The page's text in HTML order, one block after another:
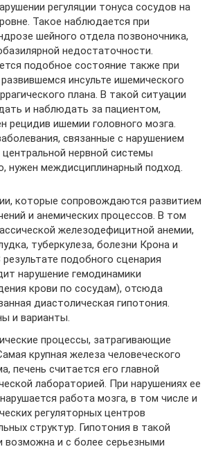
регуляции тонуса сосудов на
Такое наблюдается при
шейного отдела позвоночника,
недостаточности.
подобное состояние также при
инсульте ишемического
плана. В такой ситуации
и наблюдать за пациентом,
рецидив ишемии головного мозга.
связанные с нарушением
нервной системы
нужен междисциплинарный подход.
которые сопровождаются развитием
и анемических процессов. В том
железодефицитной анемии,
туберкулеза, болезни Крона и
результате подобного сценария
нарушение гемодинамики
крови по сосудам), отсюда
диастолическая гипотония.
и варианты.
процессы, затрагивающие
крупная железа человеческого
печень считается его главной
лабораторией. При нарушениях ее
работа мозга, в том числе и
регуляторных центров
структур. Гипотония в такой
возможна и с более серьезными